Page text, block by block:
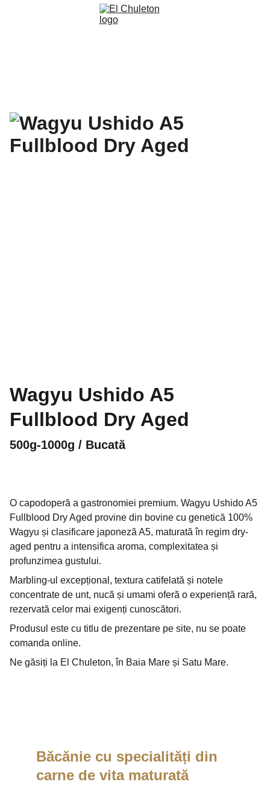
Wagyu Ushido A5
Fullblood Dry Aged
500g-1000g / Bucată
O capodoperă a gastronomiei premium. Wagyu Ushido A5
Fullblood Dry Aged provine din bovine cu genetică 100%
Wagyu și clasificare japoneză A5, maturată în regim dry-
aged pentru a intensifica aroma, complexitatea și
profunzimea gustului.
Marbling-ul excepțional, textura catifelată și notele
concentrate de unt, nucă și umami oferă o experiență rară,
rezervată celor mai exigenți cunoscători.
Produsul este cu titlu de prezentare pe site, nu se poate
comanda online.
Ne găsiți la El Chuleton, în Baia Mare și Satu Mare.
Băcănie cu specialități din
carne de vita maturată